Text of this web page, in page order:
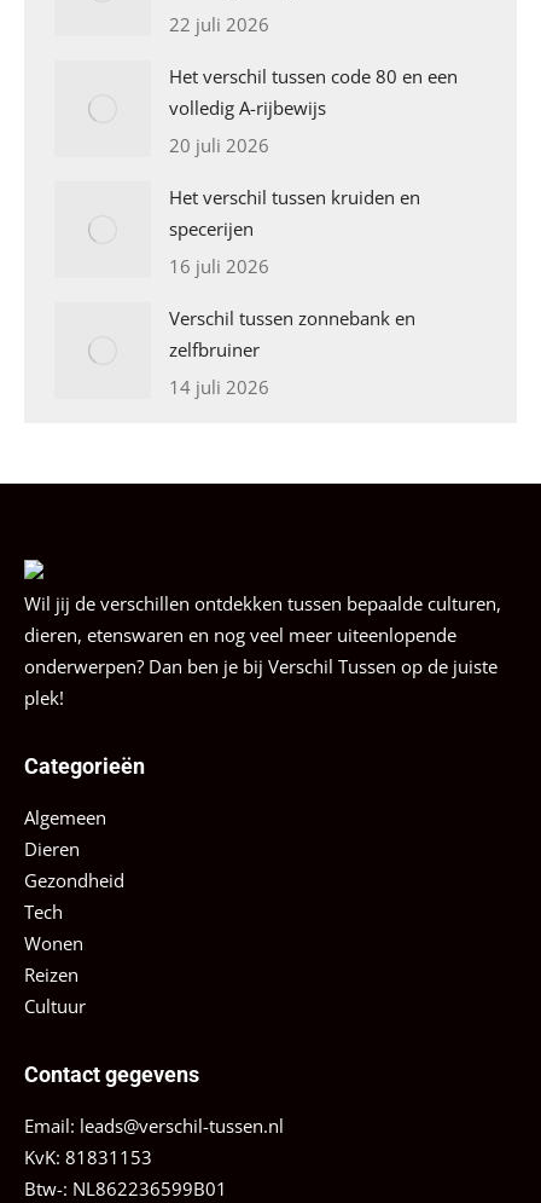
22 juli 2026
Het verschil tussen code 80 en een
volledig A-rijbewijs
20 juli 2026
Het verschil tussen kruiden en
specerijen
16 juli 2026
Verschil tussen zonnebank en
zelfbruiner
14 juli 2026
Wil jij de verschillen ontdekken tussen bepaalde culturen,
dieren, etenswaren en nog veel meer uiteenlopende
onderwerpen? Dan ben je bij Verschil Tussen op de juiste
plek!
Categorieën
Algemeen
Dieren
Gezondheid
Tech
Wonen
Reizen
Cultuur
Contact gegevens
Email: leads@verschil-tussen.nl
KvK: 81831153
Btw-: NL862236599B01